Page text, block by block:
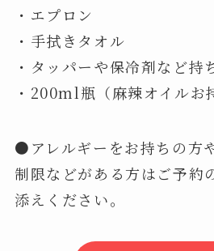
・エプロン
・手拭きタオル
・タッパーや保冷剤など持
・200ml瓶（麻辣オイルお
●アレルギーをお持ちの方
制限などがある方はご予約
添えください。